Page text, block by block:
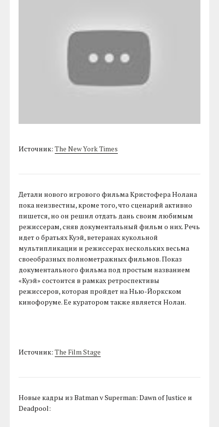
Источник:The New York Times
Детали нового игрового фильма Кристофера Нолана
пока неизвестны, кроме того, что сценарий активно
пишется, но он решил отдать дань своим любимым
режиссерам, сняв документальный фильм о них. Речь
идет о братьях Куэй, ветеранах кукольной
мультипликации и режиссерах нескольких весьма
своеобразных полнометражных фильмов. Показ
документального фильма под простым названием
«Куэй» состоится в рамках ретроспективы
режиссеров, которая пройдет на Нью-Йоркском
кинофоруме. Ее куратором также является Нолан.
Источник:The Film Stage
Новые кадры из Batman v Superman: Dawn of Justice и
Deadpool: